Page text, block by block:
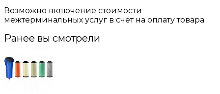
Возможно включение стоимости
межтерминальных услуг в счёт на оплату товара.
Ранее вы смотрели